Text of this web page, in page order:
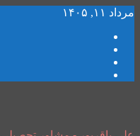
مرداد ۱۱, ۱۴۰۵